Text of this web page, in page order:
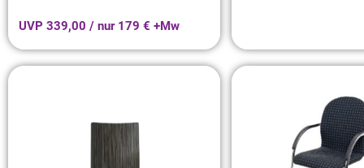
UVP 339,00 / nur 179 € +Mw